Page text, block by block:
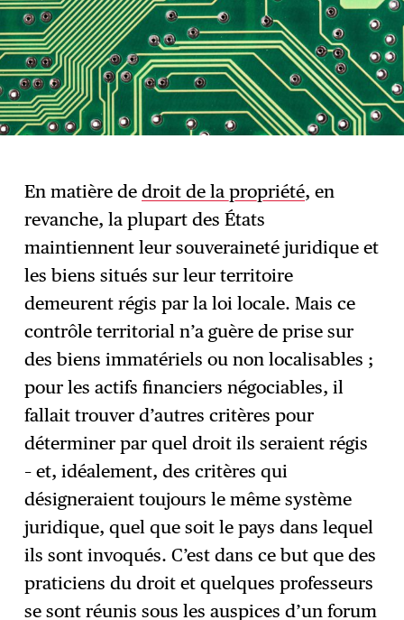
En matière dedroit de la propriété, en
revanche, la plupart des États
maintiennent leur souveraineté juridique et
les biens situés sur leur territoire
demeurent régis par la loi locale. Mais ce
contrôle territorial n’a guère de prise sur
des biens immatériels ou non localisables ;
pour les actifs financiers négociables, il
fallait trouver d’autres critères pour
déterminer par quel droit ils seraient régis
– et, idéalement, des critères qui
désigneraient toujours le même système
juridique, quel que soit le pays dans lequel
ils sont invoqués. C’est dans ce but que des
praticiens du droit et quelques professeurs
se sont réunis sous les auspices d’un forum